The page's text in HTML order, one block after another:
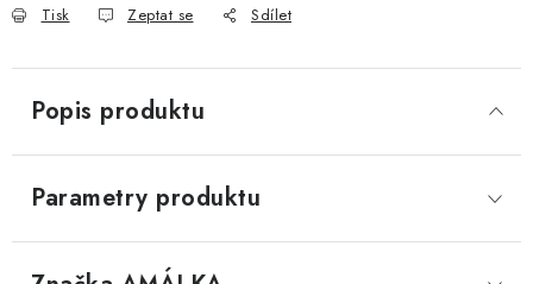
Tisk Zeptat se Sdílet
Popis produktu
Parametry produktu